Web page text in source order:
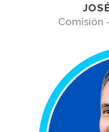
Comisión